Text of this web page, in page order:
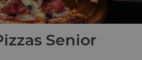
Senior